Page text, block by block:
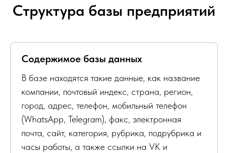
Структура базы предприятий
Содержимое базы данных
В базе находятся такие данные, как название
компании, почтовый индекс, страна, регион,
город, адрес, телефон, мобильный телефон
(WhatsApp, Telegram), факс, электронная
почта, сайт, категория, рубрика, подрубрика и
часы работы, а также ссылки на VK и